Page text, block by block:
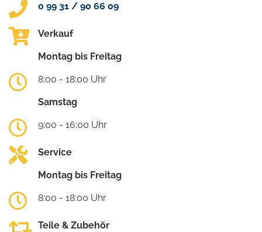
0 99 31 / 90 66 09
Verkauf
Montag bis Freitag
8:00 - 18:00 Uhr
Samstag
9:00 - 16:00 Uhr
Service
Montag bis Freitag
8:00 - 18:00 Uhr
Teile & Zubehör